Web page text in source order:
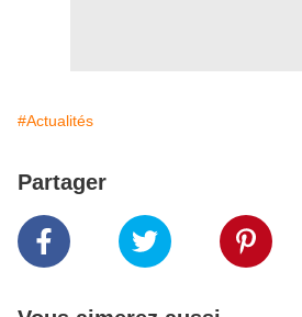
#Actualités
Partager